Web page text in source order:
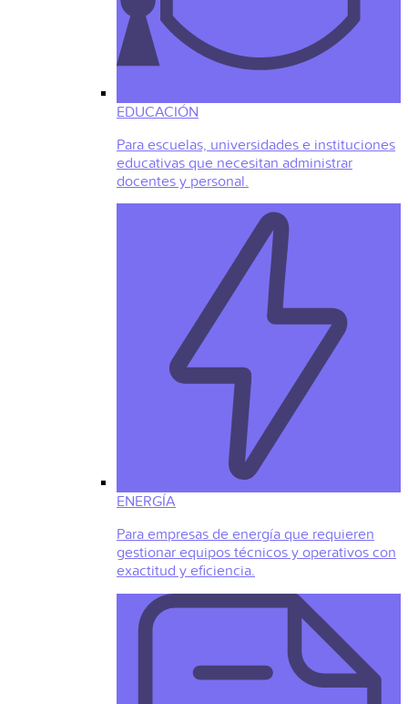
EDUCACIÓN
Para escuelas, universidades e instituciones
educativas que necesitan administrar
docentes y personal.
ENERGÍA
Para empresas de energía que requieren
gestionar equipos técnicos y operativos con
exactitud y eficiencia.